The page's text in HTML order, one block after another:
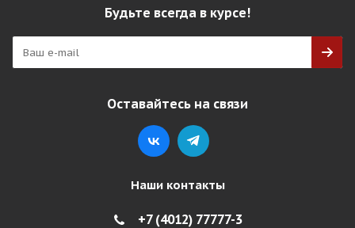
Будьте всегда в курсе!
Оставайтесь на связи
Наши контакты
+7 (4012) 77777-3